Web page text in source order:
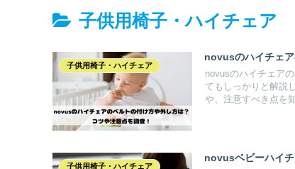
子供用椅子・ハイチェア
子供用椅子・ハイチェア
novusのハイチェア
novusのハイチェア
てもしっかりと解説
や、注意すべき点を
子供用椅子・ハイチェア
novusベビーハイチ